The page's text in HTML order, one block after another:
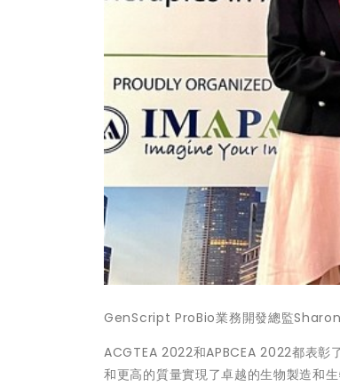
GenScript ProBio業務開發總監Sharon
ACGTEA 2022和APBCEA 2022都表彰
和更高的質量實現了卓越的生物製造